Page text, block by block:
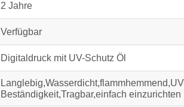
2 Jahre
Verfügbar
Digitaldruck mit UV-Schutz Öl
Beständigkeit,Tragbar,einfach einzurichten